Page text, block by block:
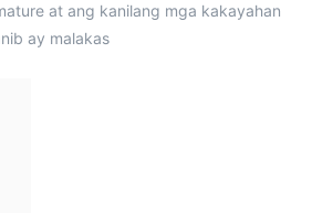
at ang kanilang mga kakayahan
ay malakas